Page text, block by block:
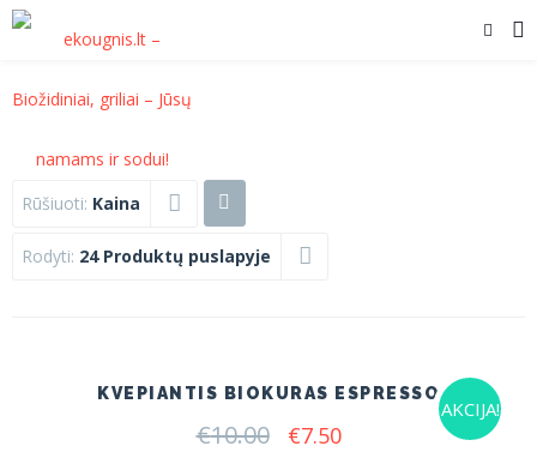
Rūšiuoti: Kaina
Rodyti: 24 Produktų puslapyje
AKCIJA!
KVEPIANTIS BIOKURAS ESPRESSO
€10.00 Original
€7.50Current